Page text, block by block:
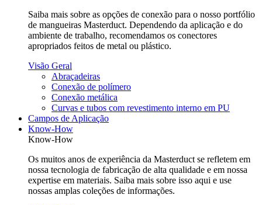
Saiba mais sobre as opções de conexão para o nosso portfólio
de mangueiras Masterduct. Dependendo da aplicação e do
ambiente de trabalho, recomendamos os conectores
apropriados feitos de metal ou plástico.
Visão Geral
Abraçadeiras
Conexão de polímero
Conexão metálica
Curvas e tubos com revestimento interno em PU
Campos de Aplicação
Know-How
Know-How
Os muitos anos de experiência da Masterduct se refletem em
nossa tecnologia de fabricação de alta qualidade e em nossa
expertise em materiais. Saiba mais sobre isso aqui e use
nossas amplas coleções de informações.